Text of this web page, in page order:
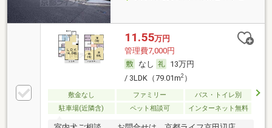
11.55万円
管理費7,000円
なし
13万円
/ 3LDK（79.01m2）
敷金なし ファミリー
バス・トイレ別
駐車場(近隣含)
ペット相談可 インターネット無料